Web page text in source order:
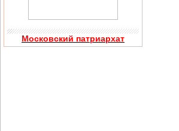
Московский патриархат